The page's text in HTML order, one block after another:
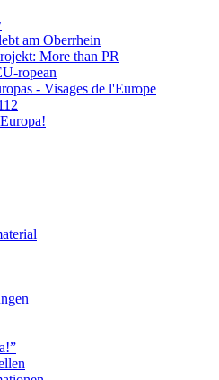
am Oberrhein
More than PR
ropean
- Visages de l'Europe